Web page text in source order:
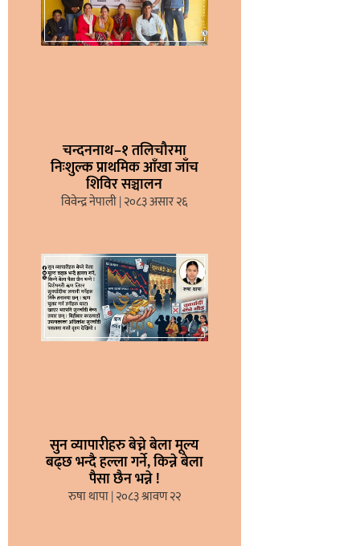
चन्दननाथ–१ तलिचौरमा
निःशुल्क प्राथमिक आँखा जाँच
शिविर सञ्चालन
विवेन्द्र नेपाली २०८३ असार २६
सुन व्यापारीहरु बेच्ने बेला मूल्य
बढ्छ भन्दै हल्ला गर्ने, किन्ने बेला
पैसा छैन भन्ने !
रुषा थापा २०८३ श्रावण २२